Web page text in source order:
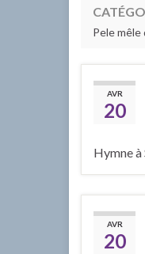
Pele
AVR
20
Hymne à
AVR
20